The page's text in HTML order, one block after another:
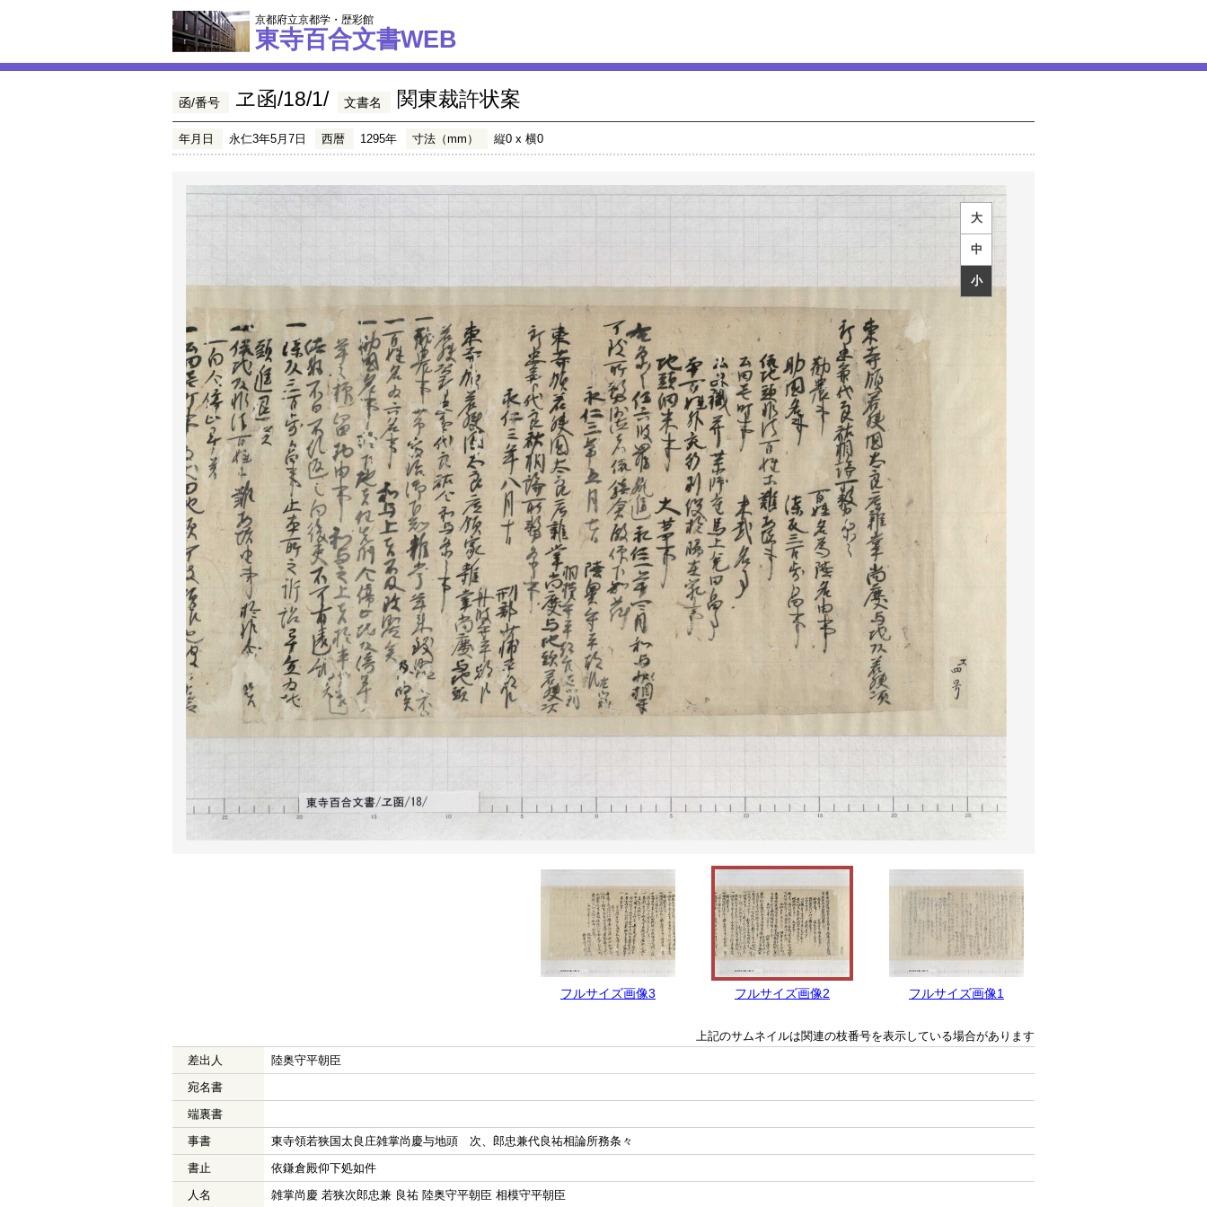
京都府立京都学・歴彩館
東寺百合文書WEB
函/番号 ヱ函/18/1/ 文書名 関東裁許状案
年月日 永仁3年5月7日 西暦 1295年 寸法（mm） 縦0 x 横0
大
中
小
フルサイズ画像3 フルサイズ画像2 フルサイズ画像1
上記のサムネイルは関連の枝番号を表示している場合があります
差出人
陸奥守平朝臣
宛名書
端裏書
事書
東寺領若狭国太良庄雑掌尚慶与地頭 次、郎忠兼代良祐相論所務条々
書止
依鎌倉殿仰下処如件
人名
雑掌尚慶 若狭次郎忠兼 良祐 陸奥守平朝臣 相模守平朝臣